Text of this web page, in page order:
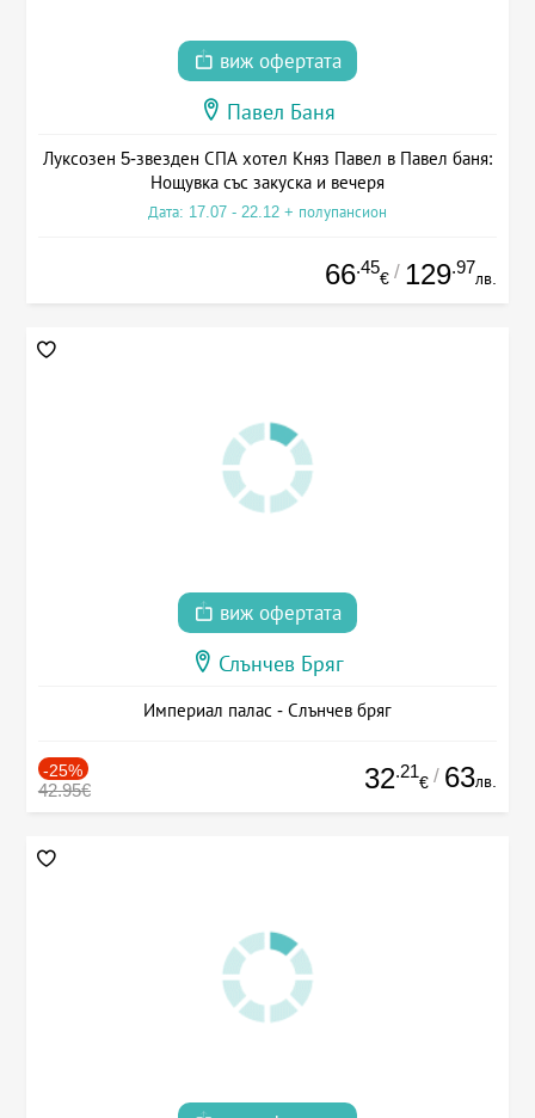
виж офертата
Павел Баня
Луксозен 5-звезден СПА хотел Княз Павел в Павел баня:
Нощувка със закуска и вечеря
Дата: 17.07 - 22.12 + полупансион
66.45
€ / 129.97
лв.
виж офертата
Слънчев Бряг
Империал палас - Слънчев бряг
-25%
42.95€ 32.21
€ / 63лв.